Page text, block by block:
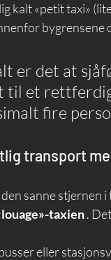
kalt «petit taxi»
bygrensene
er det at
til et
fire
transport
sanne stjernen
taxien .
eller